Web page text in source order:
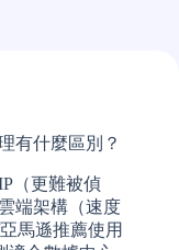
有什麼區別？​
（更難被偵
端架構（速度
馬遜推薦使用